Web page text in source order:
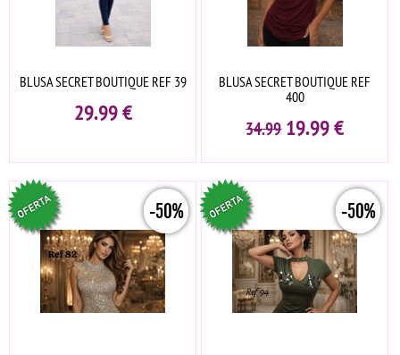
BLUSA SECRET BOUTIQUE REF 39
29.99€
BLUSA SECRET BOUTIQUE REF
400
34.99 19.99€
-50% -50%